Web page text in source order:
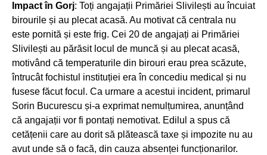
Impact în Gorj: Toți angajații Primăriei Slivilești au încuiat
birourile și au plecat acasă. Au motivat că centrala nu
este pornită și este frig. Cei 20 de angajați ai Primăriei
Slivilești au părăsit locul de muncă și au plecat acasă,
motivând că temperaturile din birouri erau prea scăzute,
întrucât fochistul instituției era în concediu medical și nu
fusese făcut focul. Ca urmare a acestui incident, primarul
Sorin Bucurescu și-a exprimat nemulțumirea, anunțând
că angajații vor fi pontați nemotivat. Edilul a spus că
cetățenii care au dorit să plătească taxe și impozite nu au
avut unde să o facă, din cauza absenței funcționarilor.